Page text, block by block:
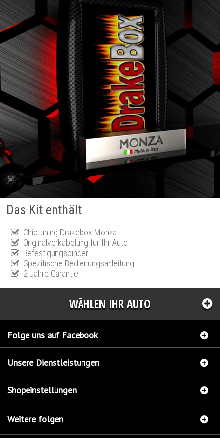
Das Kit enthält
Chiptuning Drakebox Monza
Originalverkabelung für Ihr Auto
Befestigungsbinder
Spezifische Bedienungsanleitung
2 Jahre Garantie
WÄHLEN IHR AUTO
Folge uns auf Facebook
Unsere Dienstleistungen
Shopeinstellungen
Weitere folgen